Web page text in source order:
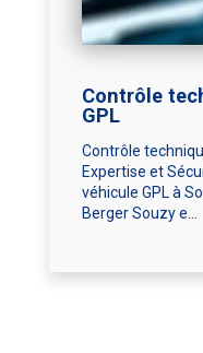
Contrôle
GPL
Contrôle
Expertise et
véhicule GPL à
Berger Souzy e...